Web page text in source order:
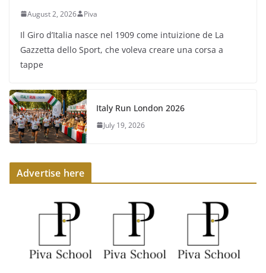
August 2, 2026 Piva
Il Giro d’Italia nasce nel 1909 come intuizione de La
Gazzetta dello Sport, che voleva creare una corsa a
tappe
Italy Run London 2026
July 19, 2026
Advertise here